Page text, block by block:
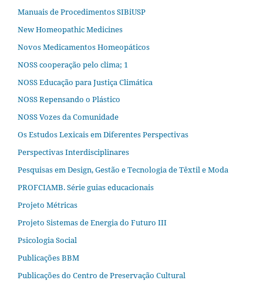
Manuais de Procedimentos SIBiUSP
New Homeopathic Medicines
Novos Medicamentos Homeopáticos
NOSS cooperação pelo clima; 1
NOSS Educação para Justiça Climática
NOSS Repensando o Plástico
NOSS Vozes da Comunidade
Os Estudos Lexicais em Diferentes Perspectivas
Perspectivas Interdisciplinares
Pesquisas em Design, Gestão e Tecnologia de Têxtil e Moda
PROFCIAMB. Série guias educacionais
Projeto Métricas
Projeto Sistemas de Energia do Futuro III
Psicologia Social
Publicações BBM
Publicações do Centro de Preservação Cultural